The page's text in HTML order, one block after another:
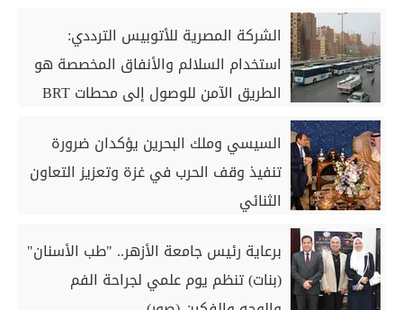
الشركة المصرية للأتوبيس الترددي:
استخدام السلالم والأنفاق المخصصة هو
الطريق الآمن للوصول إلى محطات BRT
السيسي وملك البحرين يؤكدان ضرورة
تنفيذ وقف الحرب في غزة وتعزيز التعاون
الثنائي
برعاية رئيس جامعة الأزهر.. "طب الأسنان"
(بنات) تنظم يوم علمي لجراحة الفم